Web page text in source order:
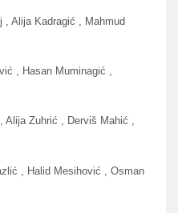
, Alija Kadragić , Mahmud
, Hasan Muminagić ,
Alija Zuhrić , Derviš Mahić ,
, Halid Mesihović , Osman